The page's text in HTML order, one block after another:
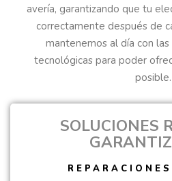
avería, garantizando que tu
correctamente después de
mantenemos al día con
tecnológicas para poder
posible.
SOLUCIONES